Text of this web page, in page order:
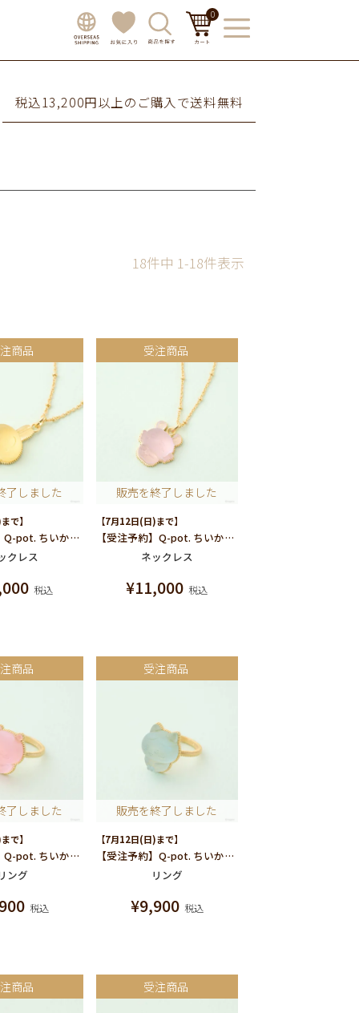
0
税込13,200円以上のご購入で送料無料
18件中 1-18件表示
商品
了しました
で】
【受注予約】Q-pot. ちいかわ パートドゥフリュイ ネックレス(うさぎ)
クレス
税込
受注商品
販売を終了しました
【7月12日(日)まで】
【受注予約】Q-pot. ちいかわ パートドゥフリュイ ネックレス(モモンガ)
ネックレス
¥11,000 税込
商品
了しました
で】
【受注予約】Q-pot. ちいかわ パートドゥフリュイ リング(ちいかわ)
ング
税込
受注商品
販売を終了しました
【7月12日(日)まで】
【受注予約】Q-pot. ちいかわ パートドゥフリュイ リング(ハチワレ)
リング
¥9,900 税込
商品 受注商品